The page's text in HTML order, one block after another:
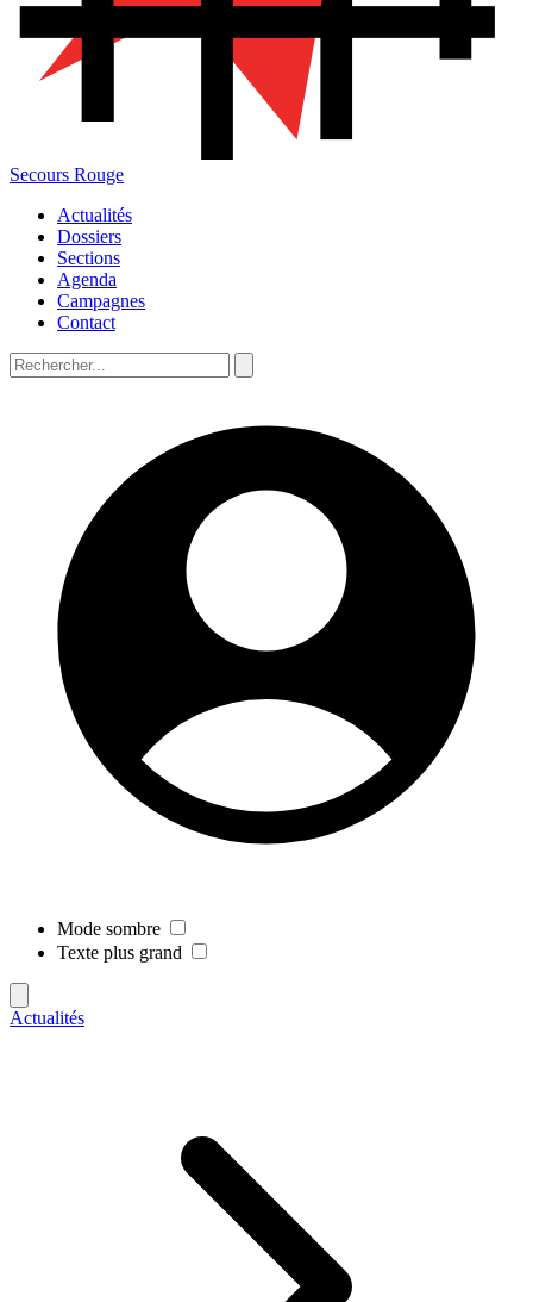
Secours Rouge
Actualités
Dossiers
Sections
Agenda
Campagnes
Contact
Mode sombre
Texte plus grand
Actualités